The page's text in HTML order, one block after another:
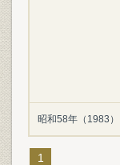
昭和58年（1983）
1